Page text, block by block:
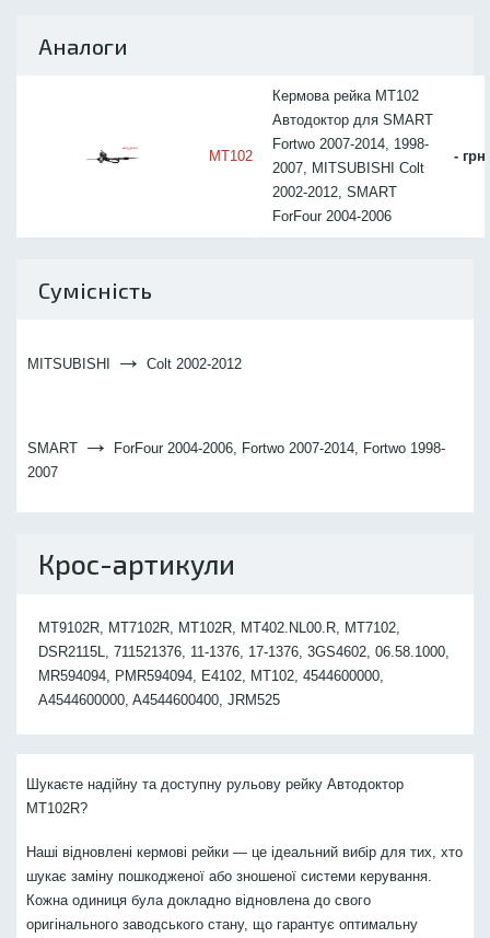
Аналоги
MT102
Кермова рейка MT102
Автодоктор для SMART
Fortwo 2007-2014, 1998-
2007, MITSUBISHI Colt
2002-2012, SMART
ForFour 2004-2006
- грн
Сумісність
MITSUBISHI → Colt 2002-2012
SMART →
ForFour 2004-2006, Fortwo 2007-2014, Fortwo 1998-
2007
Крос-артикули
MT9102R, MT7102R, MT102R, MT402.NL00.R, MT7102,
DSR2115L, 711521376, 11-1376, 17-1376, 3GS4602, 06.58.1000,
MR594094, PMR594094, E4102, MT102, 4544600000,
A4544600000, A4544600400, JRM525
Шукаєте надійну та доступну рульову рейку Автодоктор
MT102R?
Наші відновлені кермові рейки — це ідеальний вибір для тих, хто
шукає заміну пошкодженої або зношеної системи керування.
Кожна одиниця була докладно відновлена до свого
оригінального заводського стану, що гарантує оптимальну